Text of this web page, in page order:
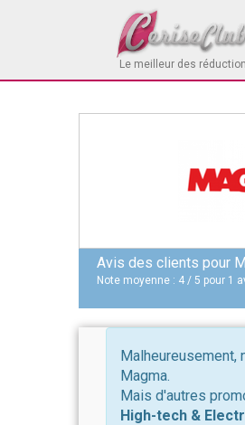
Le meilleur des
Avis des clients pour
Note moyenne : 4 / 5 pour 1
Malheureusement,
Magma.
Mais d'autres
High-tech &